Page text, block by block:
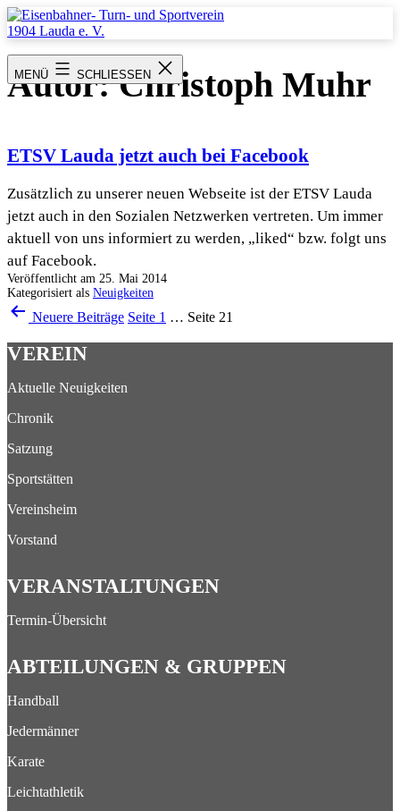
Zum
Inhalt
Turn-
und
Sportverein
V.
MENÜ SCHLIESSEN
Autor: Christoph Muhr
ETSV Lauda jetzt auch bei Facebook
Zusätzlich zu unserer neuen Webseite ist der ETSV Lauda
jetzt auch in den Sozialen Netzwerken vertreten. Um immer
aktuell von uns informiert zu werden, „liked“ bzw. folgt uns
auf Facebook.
Veröffentlicht am 25. Mai 2014
Kategorisiert als Neuigkeiten
Seitennummerierung
der
Beiträge
Neuere Beiträge Seite 1 … Seite 21
VEREIN
Aktuelle Neuigkeiten
Chronik
Satzung
Sportstätten
Vereinsheim
Vorstand
VERANSTALTUNGEN
Termin-Übersicht
ABTEILUNGEN & GRUPPEN
Handball
Jedermänner
Karate
Leichtathletik